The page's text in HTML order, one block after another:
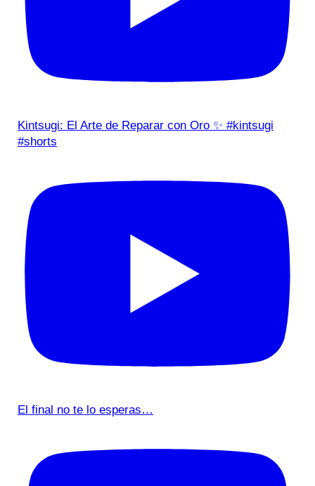
Kintsugi: El Arte de Reparar con Oro ✨ #kintsugi
#shorts
El final no te lo esperas…